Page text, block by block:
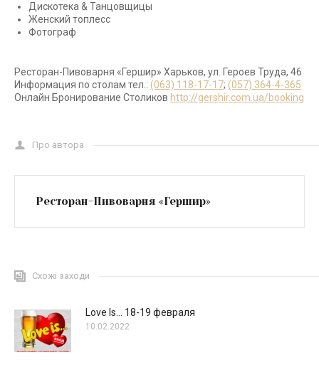
Дискотека & Танцовщицы
Женский топлесс
Фотограф
Ресторан-Пивоварня «Гершир» Харьков, ул. Героев Труда, 46
Информация по столам тел.: (063) 118-17-17; (057) 364-4-365
Онлайн Бронирование Столиков http://gershir.com.ua/booking
Про автора
Ресторан-Пивоварня «Гершир»
Схожі заходи
Love Is… 18-19 февраля
10.02.2022